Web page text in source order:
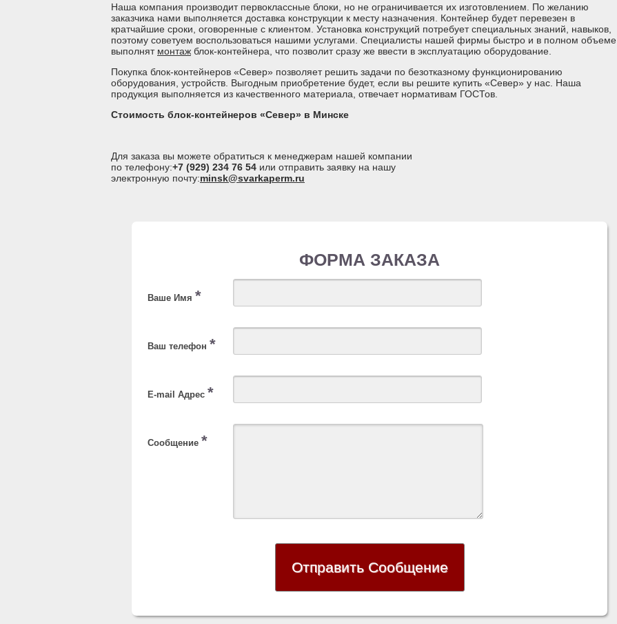
Наша компания производит первоклассные блоки, но не ограничивается их изготовлением. По желанию
заказчика нами выполняется доставка конструкции к месту назначения. Контейнер будет перевезен в
кратчайшие сроки, оговоренные с клиентом. Установка конструкций потребует специальных знаний, навыков,
поэтому советуем воспользоваться нашими услугами. Специалисты нашей фирмы быстро и в полном объеме
выполнят монтаж блок-контейнера, что позволит сразу же ввести в эксплуатацию оборудование.
Покупка блок-контейнеров «Север» позволяет решить задачи по безотказному функционированию
оборудования, устройств. Выгодным приобретение будет, если вы решите купить «Север» у нас. Наша
продукция выполняется из качественного материала, отвечает нормативам ГОСТов.
Стоимость блок-контейнеров «Север» в Минске
Для заказа вы можете обратиться к менеджерам нашей компании
по телефону:+7 (929) 234 76 54 или отправить заявку на нашу
электронную почту:minsk@svarkaperm.ru
ФОРМА ЗАКАЗА
Ваше Имя *
Ваш телефон *
E-mail Адрес *
Сообщение *